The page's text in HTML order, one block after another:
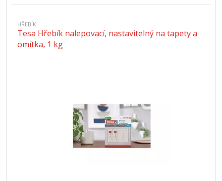
HŘEBÍK
Tesa Hřebík nalepovací, nastavitelný na tapety a
omítka, 1 kg